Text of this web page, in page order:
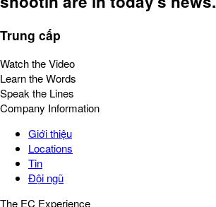
Trung cấp
Watch the Video
Learn the Words
Speak the Lines
Company Information
Giới thiệu
Locations
Tin
Đội ngũ
The EC Experience